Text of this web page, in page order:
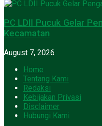
PC LDII Pucuk Gelar
Kecamatan
August 7, 2026
Home
Tentang Kami
Redaksi
Kebijakan Privasi
Disclaimer
Hubungi Kami